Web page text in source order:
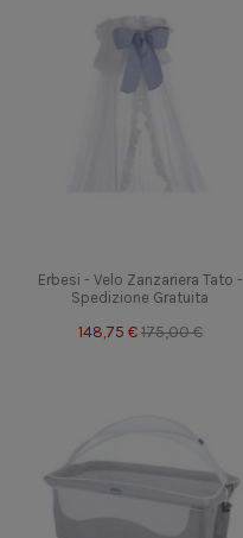
Erbesi - Velo Zanzariera Tato -
Spedizione Gratuita
148,75 € 175,00 €